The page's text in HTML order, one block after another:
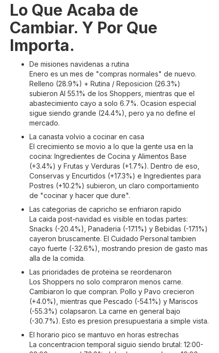
Lo Que Acaba de
Cambiar. Y Por Que
Importa.
De misiones navidenas a rutina
Enero es un mes de "compras normales" de nuevo.
Relleno (28.9%) + Rutina / Reposicion (26.3%)
subieron AI 55.1% de los Shoppers, mientras que el
abastecimiento cayo a solo 6.7%. Ocasion especial
sigue siendo grande (24.4%), pero ya no define el
mercado.
La canasta volvio a cocinar en casa
El crecimiento se movio a lo que la gente usa en la
cocina: Ingredientes de Cocina y Alimentos Base
(+3.4%) y Frutas y Verduras (+1.7%). Dentro de eso,
Conservas y Encurtidos (+17.3%) e Ingredientes para
Postres (+10.2%) subieron, un claro comportamiento
de "cocinar y hacer que dure".
Las categorias de capricho se enfriaron rapido
La caida post-navidad es visible en todas partes:
Snacks (-20.4%), Panaderia (-17.1%) y Bebidas (-17.1%)
cayeron bruscamente. El Cuidado Personal tambien
cayo fuerte (-32.6%), mostrando presion de gasto mas
alla de la comida.
Las prioridades de proteina se reordenaron
Los Shoppers no solo compraron menos carne.
Cambiaron lo que compran. Pollo y Pavo crecieron
(+4.0%), mientras que Pescado (-54.1%) y Mariscos
(-55.3%) colapsaron. La carne en general bajo
(-30.7%). Esto es presion presupuestaria a simple vista.
El horario pico se mantuvo en horas estrechas
La concentracion temporal siguio siendo brutal: 12:00-